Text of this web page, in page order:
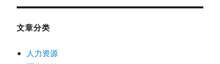
文章分类
人力资源